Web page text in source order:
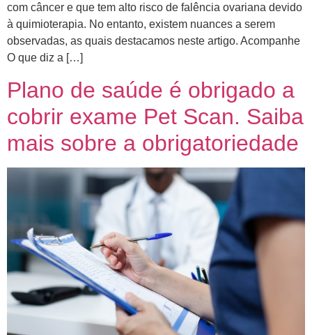
com câncer e que tem alto risco de falência ovariana devido
à quimioterapia. No entanto, existem nuances a serem
observadas, as quais destacamos neste artigo. Acompanhe
O que diz a […]
Plano de saúde é obrigado a
cobrir exame Pet Scan. Saiba
mais sobre a obrigatoriedade